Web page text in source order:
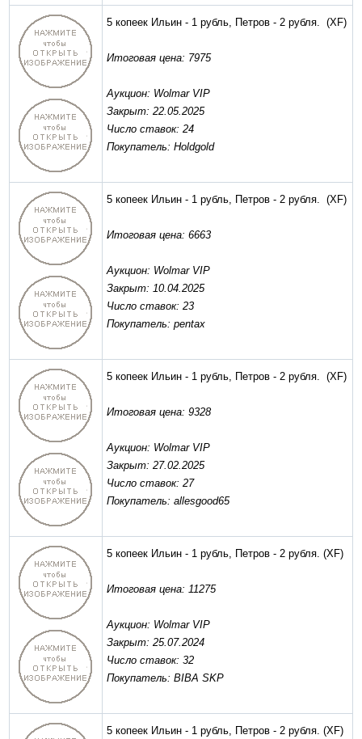
5 копеек Ильин - 1 рубль, Петров - 2 рубля. (XF)
Итоговая цена: 7975
Аукцион: Wolmar VIP
Закрыт: 22.05.2025
Число ставок: 24
Покупатель: Holdgold
5 копеек Ильин - 1 рубль, Петров - 2 рубля. (XF)
Итоговая цена: 6663
Аукцион: Wolmar VIP
Закрыт: 10.04.2025
Число ставок: 23
Покупатель: pentax
5 копеек Ильин - 1 рубль, Петров - 2 рубля. (XF)
Итоговая цена: 9328
Аукцион: Wolmar VIP
Закрыт: 27.02.2025
Число ставок: 27
Покупатель: allesgood65
5 копеек Ильин - 1 рубль, Петров - 2 рубля. (XF)
Итоговая цена: 11275
Аукцион: Wolmar VIP
Закрыт: 25.07.2024
Число ставок: 32
Покупатель: BIBA SKP
5 копеек Ильин - 1 рубль, Петров - 2 рубля. (XF)